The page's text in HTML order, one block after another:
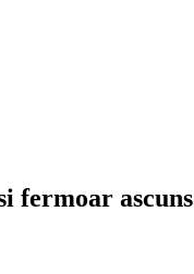
fermoar ascuns